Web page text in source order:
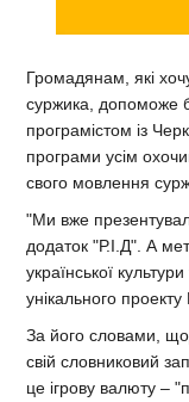
Громадянам, які
суржика, допоможе
програмістом із
програми усім
свого мовлення
"Ми вже
додаток "Р.І.Д". А
української
унікального
За його словами,
свій словниковий
це ігрову валюту –